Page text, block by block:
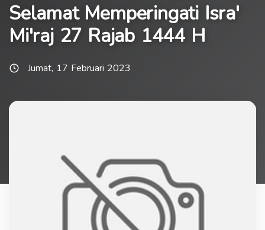
Selamat Memperingati Isra'
Mi'raj 27 Rajab 1444 H
Jumat, 17 Februari 2023